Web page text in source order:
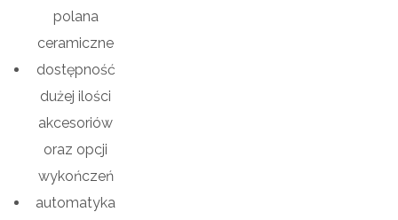
polana
ceramiczne
dostępność
dużej ilości
akcesoriów
oraz opcji
wykończeń
automatyka